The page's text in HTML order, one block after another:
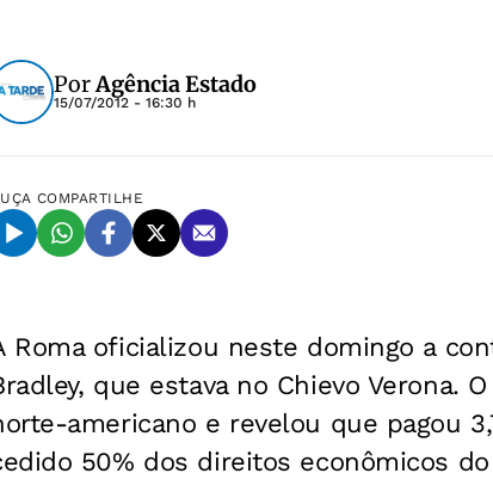
PorAgência Estado
15/07/2012 - 16:30 h
COMPARTILHE
Roma oficializou neste domingo a
que estava no Chievo Verona.
americano e revelou que pagou
50% dos direitos econômicos